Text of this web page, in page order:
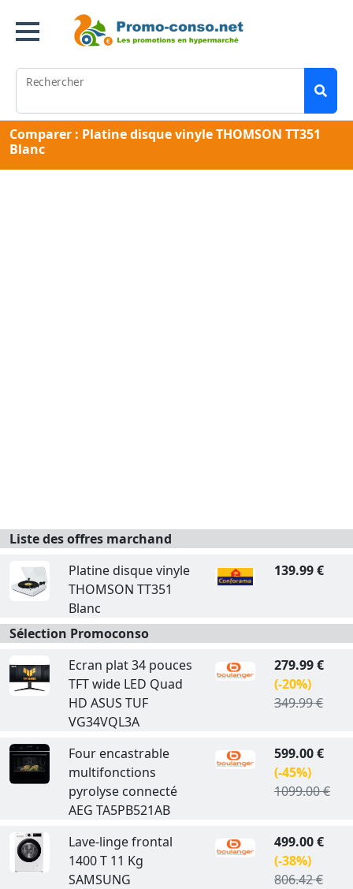
Rechercher
Comparer : Platine disque vinyle THOMSON TT351
Blanc
Liste des offres marchand
Platine disque vinyle
THOMSON TT351
Blanc
139.99 €
Sélection Promoconso
Ecran plat 34 pouces
TFT wide LED Quad
HD ASUS TUF
VG34VQL3A
279.99 €
(-20%)
349.99 €
Four encastrable
multifonctions
pyrolyse connecté
AEG TA5PB521AB
599.00 €
(-45%)
1099.00 €
Lave-linge frontal
1400 T 11 Kg
SAMSUNG
499.00 €
(-38%)
806.42 €